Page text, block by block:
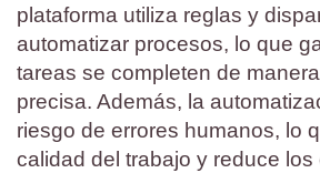
plataforma utiliza reglas y
automatizar procesos, lo que
tareas se completen de
precisa. Además, la
riesgo de errores humanos, lo
calidad del trabajo y reduce los